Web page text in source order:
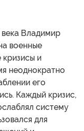
Владимир
военные
кризисы и
неоднократно
его
Каждый кризис,
систему
для